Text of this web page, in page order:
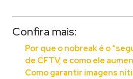
Confira mais:
Por que o nobreak é o
de CFTV, e como ele
Como garantir imagens